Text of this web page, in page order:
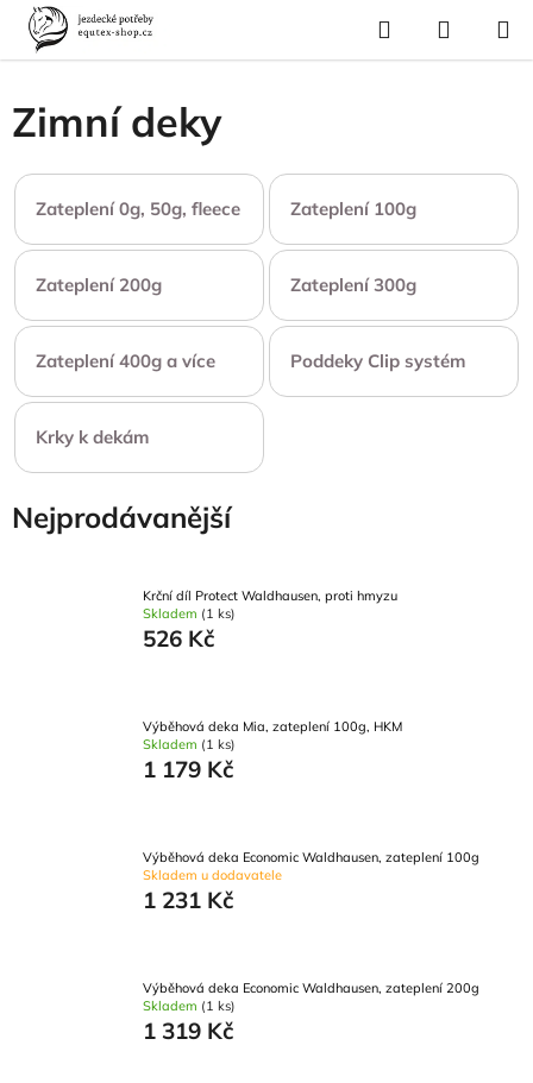
Přejít
obsah
Hledat
KOŠÍK
Domů
Pro koně
Zimní deky
Zateplení 0g, 50g, fleece Zateplení 100g
Zateplení 200g Zateplení 300g
Zateplení 400g a více Poddeky Clip systém
Krky k dekám
Nejprodávanější
Krční díl Protect Waldhausen, proti hmyzu
Skladem (1 ks)
526 Kč
Výběhová deka Mia, zateplení 100g, HKM
Skladem (1 ks)
1 179 Kč
Výběhová deka Economic Waldhausen, zateplení 100g
Skladem u dodavatele
1 231 Kč
Výběhová deka Economic Waldhausen, zateplení 200g
Skladem (1 ks)
1 319 Kč